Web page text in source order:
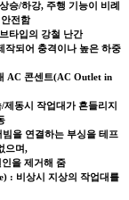
승/하강, 주행 기능이 비례
전함
타입의 강철 난간
작되어 충격이나 높은 하중
AC 콘센트(AC Outlet in
동시 작업대가 흔들리지
을 연결하는 부싱을 테프
으며,
을 제거해 줌
: 비상시 지상의 작업대를